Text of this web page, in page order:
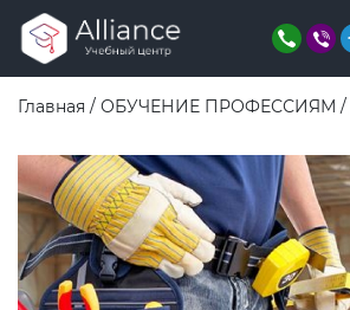
Главная / ОБУЧЕНИЕ ПРОФЕССИЯМ /